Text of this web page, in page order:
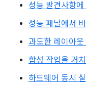
성능 발견사항
성능 패널에서
과도한 레이아
합성 작업을 거
하드웨어 동시